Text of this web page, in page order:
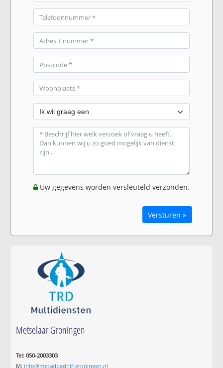
Uw gegevens worden versleuteld verzonden.
Versturen »
Metselaar Groningen
Tel: 050-2003303
M: info@metselbedrijf-groningen.nl